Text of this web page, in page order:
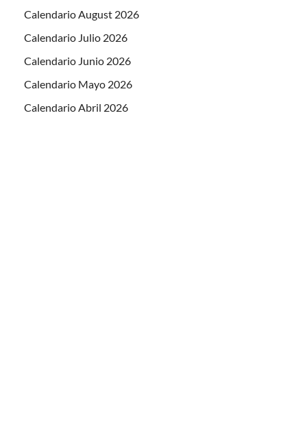
Calendario August 2026
Calendario Julio 2026
Calendario Junio 2026
Calendario Mayo 2026
Calendario Abril 2026